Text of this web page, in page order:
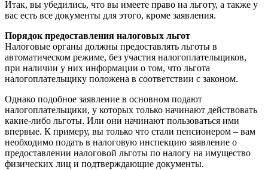
Итак, вы убедились, что вы имеете право на льготу, а также у
вас есть все документы для этого, кроме заявления.
Порядок предоставления налоговых льгот
Налоговые органы должны предоставлять льготы в
автоматическом режиме, без участия налогоплательщиков,
при наличии у них информации о том, что льгота
налогоплательщику положена в соответствии с законом.
Однако подобное заявление в основном подают
налогоплательщики, у которых только начинают действовать
какие-либо льготы. Или они начинают пользоваться ими
впервые. К примеру, вы только что стали пенсионером – вам
необходимо подать в налоговую инспекцию заявление о
предоставлении налоговой льготы по налогу на имущество
физических лиц и подтверждающие документы.